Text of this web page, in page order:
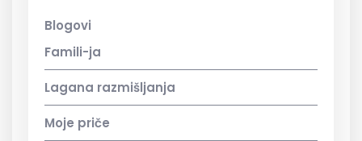
Blogovi
Famili-ja
Lagana razmišljanja
Moje priče